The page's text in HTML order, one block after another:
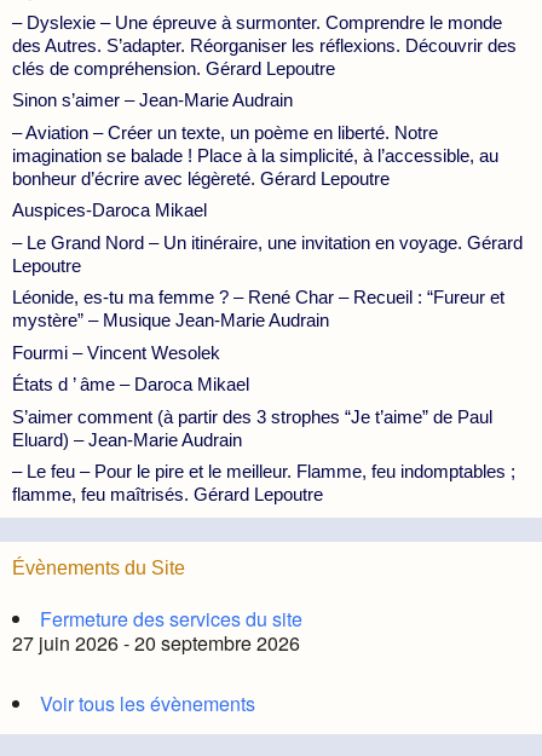
– Dyslexie – Une épreuve à surmonter. Comprendre le monde
des Autres. S’adapter. Réorganiser les réflexions. Découvrir des
clés de compréhension. Gérard Lepoutre
Sinon s’aimer – Jean-Marie Audrain
– Aviation – Créer un texte, un poème en liberté. Notre
imagination se balade ! Place à la simplicité, à l’accessible, au
bonheur d’écrire avec légèreté. Gérard Lepoutre
Auspices-Daroca Mikael
– Le Grand Nord – Un itinéraire, une invitation en voyage. Gérard
Lepoutre
Léonide, es-tu ma femme ? – René Char – Recueil : “Fureur et
mystère” – Musique Jean-Marie Audrain
Fourmi – Vincent Wesolek
États d ’ âme – Daroca Mikael
S’aimer comment (à partir des 3 strophes “Je t’aime” de Paul
Eluard) – Jean-Marie Audrain
– Le feu – Pour le pire et le meilleur. Flamme, feu indomptables ;
flamme, feu maîtrisés. Gérard Lepoutre
Évènements du Site
Fermeture des services du site
27 juin 2026 - 20 septembre 2026
Voir tous les évènements